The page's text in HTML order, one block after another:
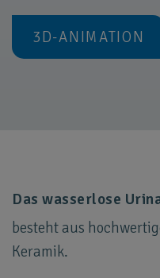
3D-ANIMATION
Das wasserlose
besteht aus
Keramik.